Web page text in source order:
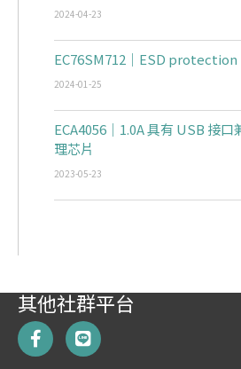
2024-04-23
EC76SM712｜ESD protection
2024-01-25
ECA4056｜1.0A 具有 USB 接
理芯片
2023-05-23
其他社群平台
F
a
L
i